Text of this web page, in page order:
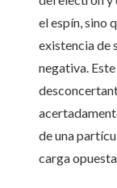
el espín, sino
existencia de
negativa.
de una
carga